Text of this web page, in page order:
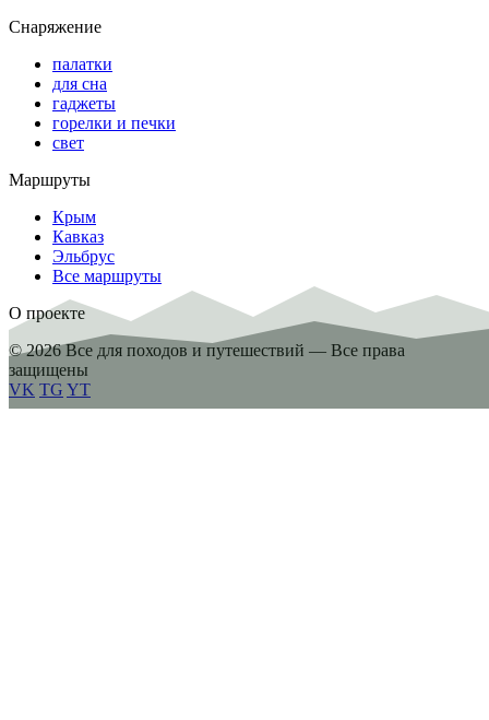
Снаряжение
палатки
для сна
гаджеты
горелки и печки
свет
Маршруты
Крым
Кавказ
Эльбрус
Все маршруты
О проекте
© 2026 Все для походов и путешествий — Все права
защищены
VK TG YT